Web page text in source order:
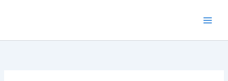
conteúdo